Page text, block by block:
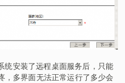
安装了远程桌面服务后，只能
，多界面无法正常运行了多少会